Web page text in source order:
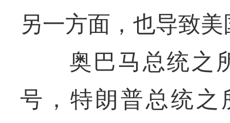
另一方面，也导致
奥巴马总统之所
号，特朗普总统之